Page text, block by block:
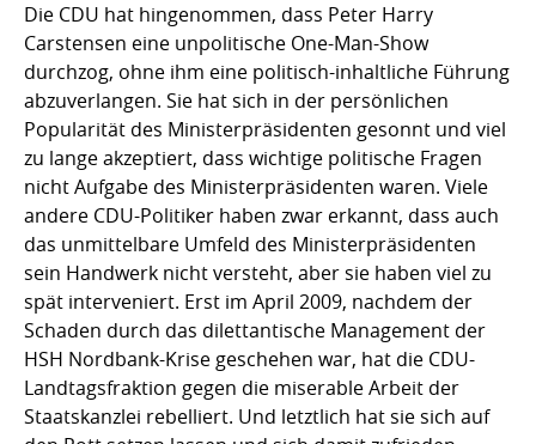
Die CDU hat hingenommen, dass Peter Harry
Carstensen eine unpolitische One-Man-Show
durchzog, ohne ihm eine politisch-inhaltliche Führung
abzuverlangen. Sie hat sich in der persönlichen
Popularität des Ministerpräsidenten gesonnt und viel
zu lange akzeptiert, dass wichtige politische Fragen
nicht Aufgabe des Ministerpräsidenten waren. Viele
andere CDU-Politiker haben zwar erkannt, dass auch
das unmittelbare Umfeld des Ministerpräsidenten
sein Handwerk nicht versteht, aber sie haben viel zu
spät interveniert. Erst im April 2009, nachdem der
Schaden durch das dilettantische Management der
HSH Nordbank-Krise geschehen war, hat die CDU-
Landtagsfraktion gegen die miserable Arbeit der
Staatskanzlei rebelliert. Und letztlich hat sie sich auf